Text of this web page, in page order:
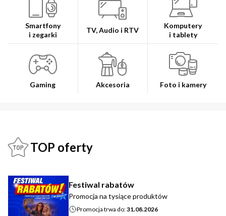
Smartfony
i zegarki
TV, Audio i RTV
Komputery
i tablety
Gaming Akcesoria Foto i kamery
TOP oferty
Festiwal rabatów
Promocja na tysiące produktów
Promocja trwa do:31.08.2026